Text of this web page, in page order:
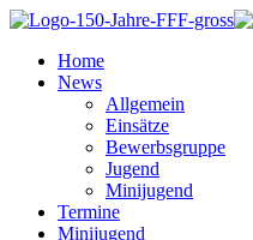
Home
News
Allgemein
Einsätze
Bewerbsgruppe
Jugend
Minijugend
Termine
Minijugend